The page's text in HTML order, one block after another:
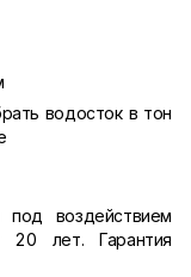
водосток в тон
под воздействием
20 лет. Гарантия